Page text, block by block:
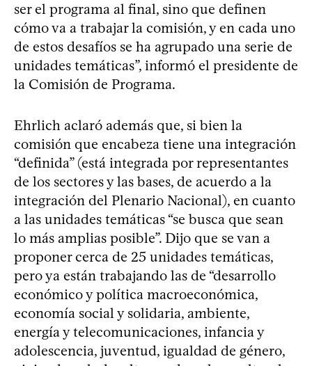
ser el programa al final, sino que definen
cómo va a trabajar la comisión, y en cada uno
de estos desafíos se ha agrupado una serie de
unidades temáticas”, informó el presidente de
la Comisión de Programa.
Ehrlich aclaró además que, si bien la
comisión que encabeza tiene una integración
“definida” (está integrada por representantes
de los sectores y las bases, de acuerdo a la
integración del Plenario Nacional), en cuanto
a las unidades temáticas “se busca que sean
lo más amplias posible”. Dijo que se van a
proponer cerca de 25 unidades temáticas,
pero ya están trabajando las de “desarrollo
económico y política macroeconómica,
economía social y solidaria, ambiente,
energía y telecomunicaciones, infancia y
adolescencia, juventud, igualdad de género,